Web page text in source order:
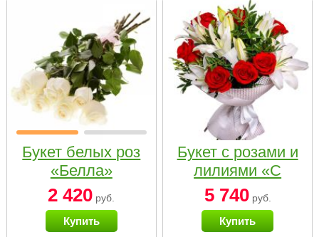
Букет белых роз
«Белла»
2 420 руб.
Купить
Букет с розами и
лилиями «С
наилучшими
пожеланиями»
5 740руб.
Купить